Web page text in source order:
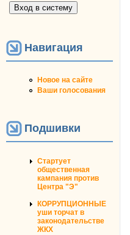
Навигация
Новое на сайте
Ваши голосования
Подшивки
Стартует
общественная
кампания против
Центра "Э"
КОРРУПЦИОННЫЕ
уши торчат в
законодательстве
ЖКХ